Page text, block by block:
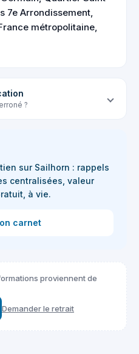
7e Arrondissement,
métropolitaine,
?
sur Sailhorn : rappels
centralisées, valeur
à vie.
carnet
proviennent de
Demander le retrait